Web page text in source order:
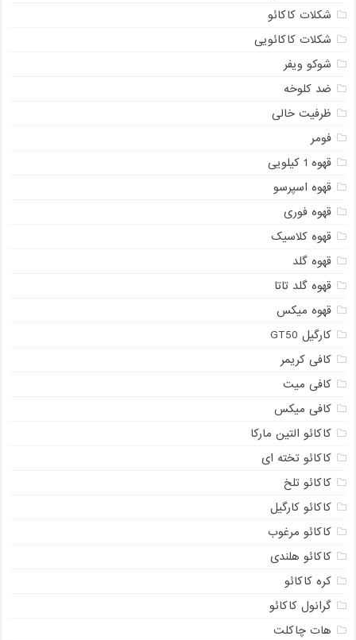
شکلات کاکائو
شکلات کاکائویی
شوکو ویفر
ضد کلوخه
ظرفیت خالی
فومر
قهوه 1 کیلویی
قهوه اسپرسو
قهوه فوری
قهوه کلاسیک
قهوه گلد
قهوه گلد تاتا
قهوه میکس
کارگیل GT50
کافی کریمر
کافی میت
کافی میکس
کاکائو التین مارکا
کاکائو تخته ای
کاکائو تلخ
کاکائو کارگیل
کاکائو مرغوب
کاکائو هلندی
کره کاکائو
گرانول کاکائو
هات چاکلت